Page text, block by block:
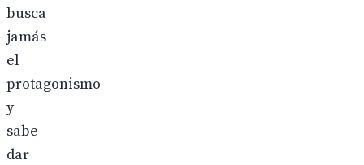
busca
jamás
el
protagonismo
y
sabe
dar